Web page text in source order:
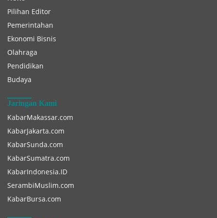
Pilihan Editor
Pemerintahan
Ekonomi Bisnis
Olahraga
Pendidikan
Budaya
Jaringan Kami
KabarMakassar.com
KabarJakarta.com
KabarSunda.com
KabarSumatra.com
KabarIndonesia.ID
SerambiMuslim.com
KabarBursa.com